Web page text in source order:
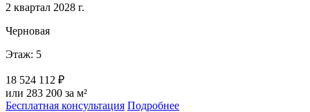
2 квартал 2028 г.
Черновая
Этаж: 5
18 524 112 ₽
или 283 200 за м²
Бесплатная консультация Подробнее